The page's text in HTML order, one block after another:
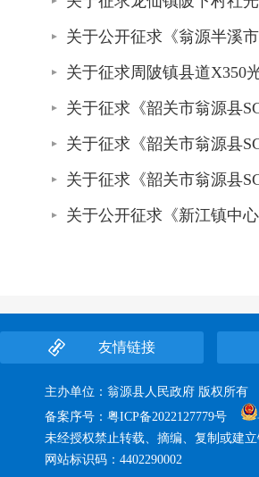
关于公开征求《翁源半溪
关于征求周陂镇县道X350
关于征求《韶关市翁源县
关于征求《韶关市翁源县
关于征求《韶关市翁源县
关于公开征求《新江镇中
友情链接
主办单位：翁源县人民政府 版权
备案序号： 粤ICP备2022127779号
未经授权禁止转载、摘编、复制或建
网站标识码：4402290002